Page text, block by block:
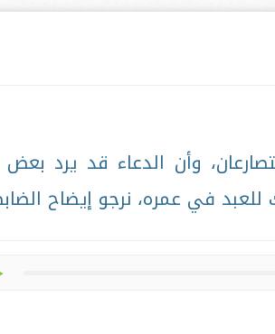
وأن الدعاء قد يرد بعض
للعبد في عمره، نرجو إيضاح